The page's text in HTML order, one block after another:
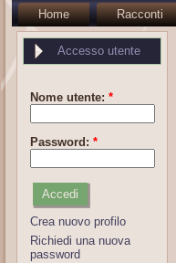
Home Racconti
Accesso utente
Nome utente: *
Password: *
Crea nuovo profilo
Richiedi una nuova
password